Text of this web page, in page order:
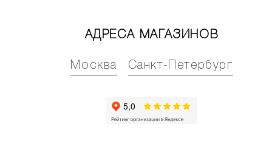
АДРЕСА МАГАЗИНОВ
Москва Санкт-Петербург